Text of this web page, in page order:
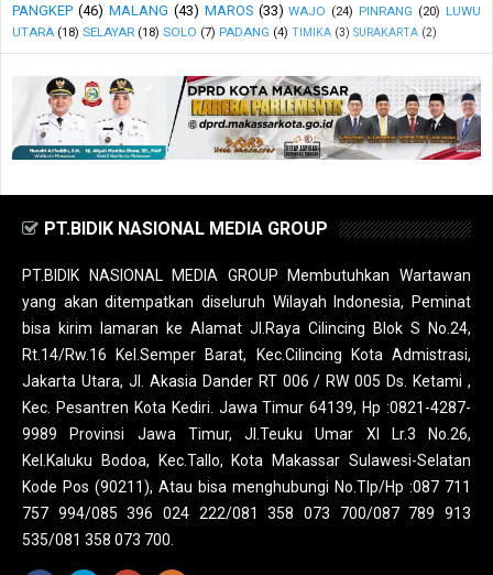
PANGKEP (46) MALANG (43) MAROS (33) WAJO (24) PINRANG (20) LUWU
UTARA (18) SELAYAR (18) SOLO (7) PADANG (4) TIMIKA (3) SURAKARTA (2)
PT.BIDIK NASIONAL MEDIA GROUP
PT.BIDIK NASIONAL MEDIA GROUP Membutuhkan Wartawan
yang akan ditempatkan diseluruh Wilayah Indonesia, Peminat
bisa kirim lamaran ke Alamat Jl.Raya Cilincing Blok S No.24,
Rt.14/Rw.16 Kel.Semper Barat, Kec.Cilincing Kota Admistrasi,
Jakarta Utara, Jl. Akasia Dander RT 006 / RW 005 Ds. Ketami ,
Kec. Pesantren Kota Kediri. Jawa Timur 64139, Hp :0821-4287-
9989 Provinsi Jawa Timur, Jl.Teuku Umar XI Lr.3 No.26,
Kel.Kaluku Bodoa, Kec.Tallo, Kota Makassar Sulawesi-Selatan
Kode Pos (90211), Atau bisa menghubungi No.Tlp/Hp :087 711
757 994/085 396 024 222/081 358 073 700/087 789 913
535/081 358 073 700.